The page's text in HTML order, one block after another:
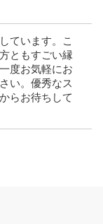
ています。こ
ともすごい縁
度お気軽にお
い。優秀なス
らお待ちして